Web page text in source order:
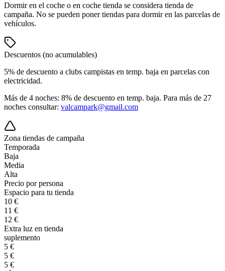
Dormir en el coche o en coche tienda se considera tienda de
campaña. No se pueden poner tiendas para dormir en las parcelas de
vehículos.
Descuentos (no acumulables)
5% de descuento a clubs campistas en temp. baja en parcelas con
electricidad.
Más de 4 noches: 8% de descuento en temp. baja. Para más de 27
noches consultar: valcampark@gmail.com
Zona tiendas de campaña
Temporada
Baja
Media
Alta
Precio por persona
Espacio para tu tienda
10 €
11 €
12 €
Extra luz en tienda
suplemento
5 €
5 €
5 €